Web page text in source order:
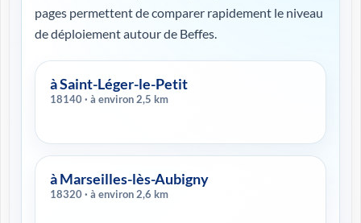
pages permettent de comparer rapidement le niveau
de déploiement autour de Beffes.
à Saint-Léger-le-Petit
18140 · à environ 2,5 km
à Marseilles-lès-Aubigny
18320 · à environ 2,6 km